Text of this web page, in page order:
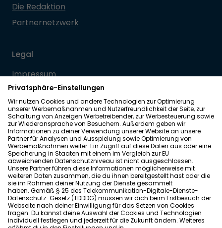
Die Redaktion
Partnernetzwerk
Legal
Impressum
Datenschutz
Allgemeine Geschäftsbedingungen
Barrierefreiheit